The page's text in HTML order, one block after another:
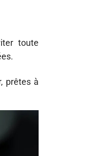
toute
prêtes à